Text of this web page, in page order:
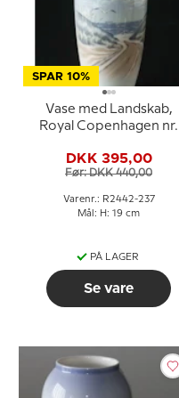
SPAR 10%
Vase med Landskab,
Royal Copenhagen nr.
DKK 395,00
Før: DKK 440,00
Varenr.: R2442-237
Mål: H: 19 cm
PÅ LAGER
Se vare